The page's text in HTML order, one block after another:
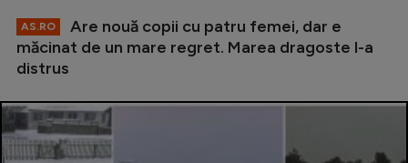
AS.RO
Are nouă copii cu patru femei, dar e
măcinat de un mare regret. Marea dragoste l-a
distrus